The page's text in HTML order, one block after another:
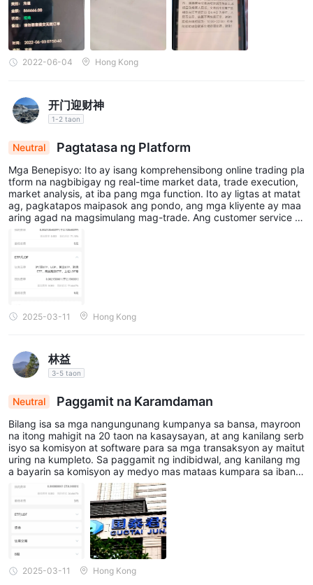
2022-06-04 Hong Kong
开门迎财神
1-2 taon
Neutral Pagtatasa ng Platform
Mga Benepisyo: Ito ay isang komprehensibong online trading pla
tform na nagbibigay ng real-time market data, trade execution,
market analysis, at iba pang mga function. Ito ay ligtas at matat
ag, pagkatapos maipasok ang pondo, ang mga kliyente ay maa
aring agad na magsimulang mag-trade. Ang customer service a
y mabilis tumugon at maaaring mabilis na malutas ang mga prob
lema. Ito rin ay sumusuporta sa iba't ibang wika, na nagiging ma
dali para sa mga tao. Mga Kakulangan: Ang komisyon ay medyo
mataas kumpara sa iba pang mga platform, ang mga propesyon
al na tool tulad ng quantitative strategy editor ay mahirap agad
na maunawaan, na nagreresulta sa mababang pagiging epektib
port ay may ilang oras na pagkaantala, at may ilang mga kontrat
a na walang Simplified Chinese version.
2025-03-11 Hong Kong
林益
3-5 taon
Neutral Paggamit na Karamdaman
Bilang isa sa mga nangungunang kumpanya sa bansa, mayroon
na itong mahigit na 20 taon na kasaysayan, at ang kanilang serb
isyo sa komisyon at software para sa mga transaksyon ay maitut
uring na kumpleto. Sa paggamit ng indibidwal, ang kanilang mg
a bayarin sa komisyon ay medyo mas mataas kumpara sa ibang
mga plataporma, ngunit maaari rin itong mabawasan sa pamam
agitan ng mga channel, ito lamang ang tanging kahinaan. Sa kas
alukuyan, mayroon silang smart trading software at mayroon din
itong ilang propesyonal na mga payo sa pamumuhunan, sa aspe
tong ito, sa tingin ko ay maganda ito. Ang kanilang disenyo ng m
ga aspeto ng securities ay mas malawak din, ang kanilang app a
y isa sa mga nangungunang tatlo, at maaari rin itong suportahan
ang mga tulad ng Tonghuashun at Dazhihui. Ang pag-withdraw
at pag-deposit ay madali rin, kapag na-bind na at na-aprubahan
2025-03-11 Hong Kong